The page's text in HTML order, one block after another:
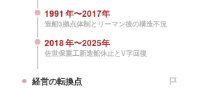
1991 年〜2017年
造船3拠点体制とリーマン後の構造不況
2018年〜2025年
佐世保重工新造船休止とV字回復
経営の転換点